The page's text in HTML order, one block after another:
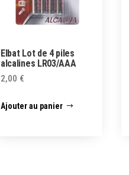
Elbat Lot de 4 piles
alcalines LR03/AAA
2,00 €
Ajouter au panier